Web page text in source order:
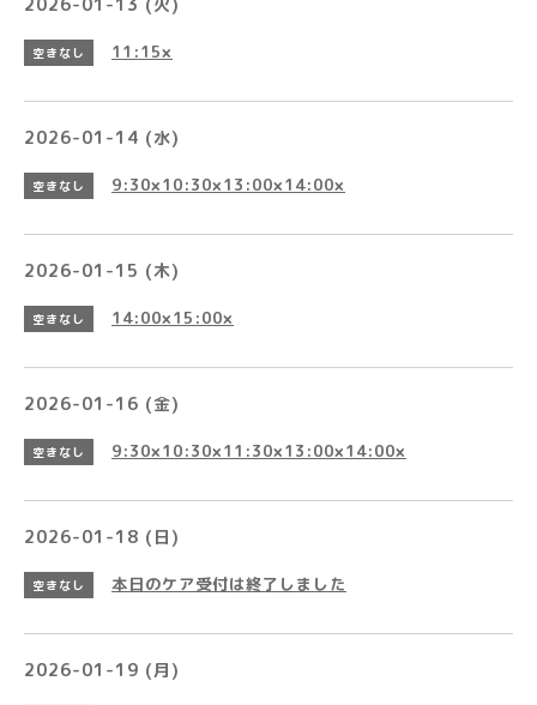
空きなし 11:15×
2026-01-14 (水)
空きなし 9:30×10:30×13:00×14:00×
2026-01-15 (木)
空きなし 14:00×15:00×
2026-01-16 (金)
空きなし 9:30×10:30×11:30×13:00×14:00×
2026-01-18 (日)
空きなし 本日のケア受付は終了しました
2026-01-19 (月)